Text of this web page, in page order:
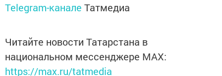
Telegram-канале Татмедиа
Читайте новости Татарстана в
национальном мессенджере MАХ:
https://max.ru/tatmedia